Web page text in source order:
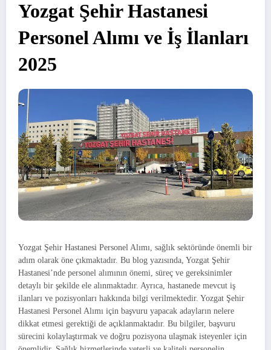
Yozgat Şehir Hastanesi
Personel Alımı ve İş İlanları
2025
Yozgat Şehir Hastanesi Personel Alımı, sağlık sektöründe önemli bir
adım olarak öne çıkmaktadır. Bu blog yazısında, Yozgat Şehir
Hastanesi’nde personel alımının önemi, süreç ve gereksinimler
detaylı bir şekilde ele alınmaktadır. Ayrıca, hastanede mevcut iş
ilanları ve pozisyonları hakkında bilgi verilmektedir. Yozgat Şehir
Hastanesi Personel Alımı için başvuru yapacak adayların nelere
dikkat etmesi gerektiği de açıklanmaktadır. Bu bilgiler, başvuru
sürecini kolaylaştırmak ve doğru pozisyona ulaşmak isteyenler için